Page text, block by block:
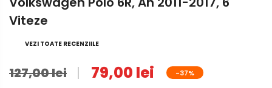
Viteze
VEZI TOATE RECENZIILE
127,00 lei 79,00 lei -37%